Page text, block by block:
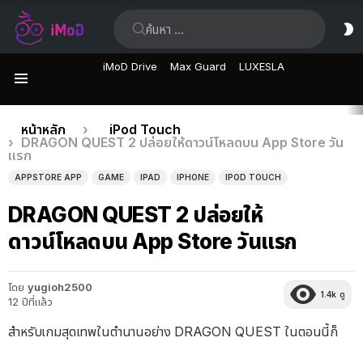
iMoD Drive Max Guard LUXESLA
เรื่อง
ล่าสุด
คุณอยู่ที่นี่:
หน้าหลัก
iPod Touch
DRAGON QUEST 2 ปล่อยให้ดาวน์โหลดบน App Store วัน
แรก
APPSTORE APP GAME IPAD IPHONE IPOD TOUCH
DRAGON QUEST 2 ปล่อยให้
ดาวน์โหลดบน App Store วันแรก
โดย yugioh2500
12 ปีที่แล้ว
1.4k ดู
สำหรับเกมสุดเทพในตำนานอย่าง DRAGON QUEST ในตอนนี้ก็